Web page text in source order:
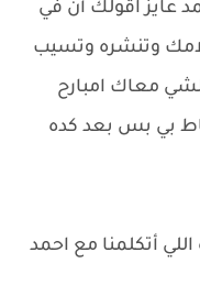
عايز اقولك أن في
وتنشره وتسيب
معاك امبارح
بي بس بعد كده
أتكلمنا مع احمد